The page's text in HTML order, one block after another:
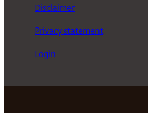
Disclaimer
Privacy statement
Login